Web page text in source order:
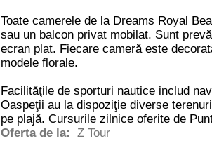
Toate camerele de la Dreams Royal
sau un balcon privat mobilat. Sunt
ecran plat. Fiecare cameră este
modele florale.
Facilităţile de sporturi nautice includ
Oaspeţii au la dispoziţie diverse
pe plajă. Cursurile zilnice oferite de
Oferta de la:
Z Tour